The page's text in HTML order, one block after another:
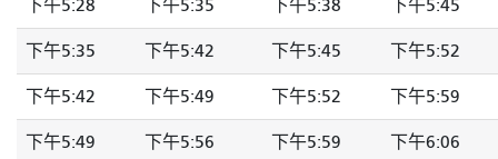
下午5:28 下午5:35 下午5:38 下午5:45
下午5:35 下午5:42 下午5:45 下午5:52
下午5:42 下午5:49 下午5:52 下午5:59
下午5:49 下午5:56 下午5:59 下午6:06